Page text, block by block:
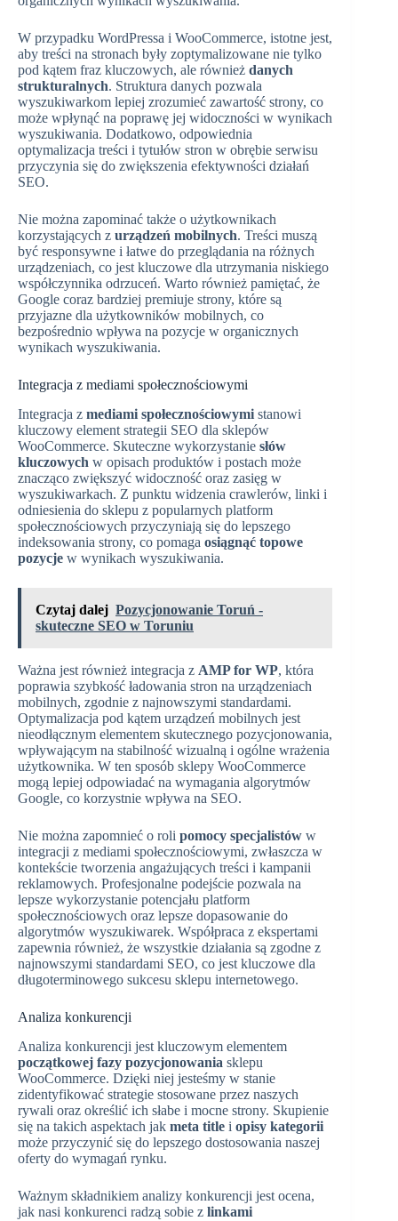
W przypadku WordPressa i WooCommerce, istotne jest,
aby treści na stronach były zoptymalizowane nie tylko
pod kątem fraz kluczowych, ale również danych
strukturalnych. Struktura danych pozwala
wyszukiwarkom lepiej zrozumieć zawartość strony, co
może wpłynąć na poprawę jej widoczności w wynikach
wyszukiwania. Dodatkowo, odpowiednia
optymalizacja treści i tytułów stron w obrębie serwisu
przyczynia się do zwiększenia efektywności działań
SEO.
Nie można zapominać także o użytkownikach
korzystających z urządzeń mobilnych. Treści muszą
być responsywne i łatwe do przeglądania na różnych
urządzeniach, co jest kluczowe dla utrzymania niskiego
współczynnika odrzuceń. Warto również pamiętać, że
Google coraz bardziej premiuje strony, które są
przyjazne dla użytkowników mobilnych, co
bezpośrednio wpływa na pozycje w organicznych
wynikach wyszukiwania.
Integracja z mediami społecznościowymi
Integracja z mediami społecznościowymi stanowi
kluczowy element strategii SEO dla sklepów
WooCommerce. Skuteczne wykorzystanie słów
kluczowych w opisach produktów i postach może
znacząco zwiększyć widoczność oraz zasięg w
wyszukiwarkach. Z punktu widzenia crawlerów, linki i
odniesienia do sklepu z popularnych platform
społecznościowych przyczyniają się do lepszego
indeksowania strony, co pomaga osiągnąć topowe
pozycje w wynikach wyszukiwania.
Czytaj dalej Pozycjonowanie Toruń -
skuteczne SEO w Toruniu
Ważna jest również integracja z AMP for WP, która
poprawia szybkość ładowania stron na urządzeniach
mobilnych, zgodnie z najnowszymi standardami.
Optymalizacja pod kątem urządzeń mobilnych jest
nieodłącznym elementem skutecznego pozycjonowania,
wpływającym na stabilność wizualną i ogólne wrażenia
użytkownika. W ten sposób sklepy WooCommerce
mogą lepiej odpowiadać na wymagania algorytmów
Google, co korzystnie wpływa na SEO.
Nie można zapomnieć o roli pomocy specjalistów w
integracji z mediami społecznościowymi, zwłaszcza w
kontekście tworzenia angażujących treści i kampanii
reklamowych. Profesjonalne podejście pozwala na
lepsze wykorzystanie potencjału platform
społecznościowych oraz lepsze dopasowanie do
algorytmów wyszukiwarek. Współpraca z ekspertami
zapewnia również, że wszystkie działania są zgodne z
najnowszymi standardami SEO, co jest kluczowe dla
długoterminowego sukcesu sklepu internetowego.
Analiza konkurencji
Analiza konkurencji jest kluczowym elementem
początkowej fazy pozycjonowania sklepu
WooCommerce. Dzięki niej jesteśmy w stanie
zidentyfikować strategie stosowane przez naszych
rywali oraz określić ich słabe i mocne strony. Skupienie
się na takich aspektach jak meta title i opisy kategorii
może przyczynić się do lepszego dostosowania naszej
oferty do wymagań rynku.
Ważnym składnikiem analizy konkurencji jest ocena,
jak nasi konkurenci radzą sobie z linkami